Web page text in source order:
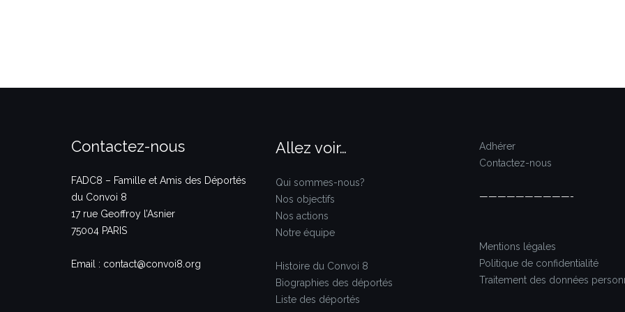
Contactez-nous
FADC8 – Famille et Amis des Déportés
du Convoi 8
17 rue Geoffroy l’Asnier
75004 PARIS
Email : contact@convoi8.org
Allez voir…
Qui sommes-nous?
Nos objectifs
Nos actions
Notre équipe
Histoire du Convoi 8
Biographies des déportés
Liste des déportés
Adhérer
Contactez-nous
——————————-
Mentions légales
Politique de confidentialité
Traitement des données